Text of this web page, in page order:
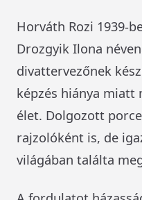
Horváth Rozi 1939-
Drozgyik Ilona
divattervezőnek
képzés hiánya miatt
élet. Dolgozott
rajzolóként is, de
világában találta